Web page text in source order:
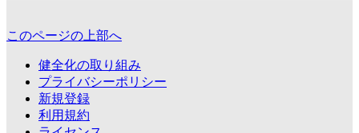
このページの上部へ
健全化の取り組み
プライバシーポリシー
新規登録
利用規約